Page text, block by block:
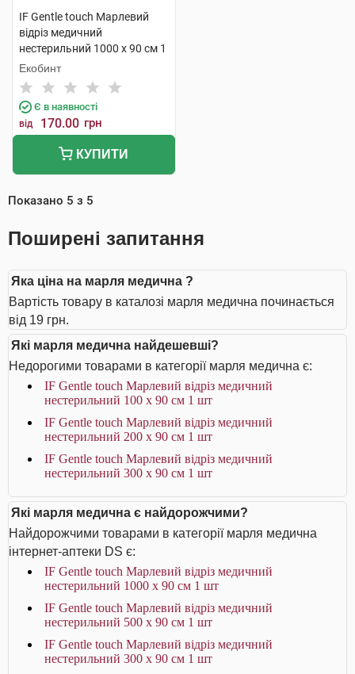
IF Gentle touch Марлевий
відріз медичний
нестерильний 1000 х 90 см 1
шт
Екобинт
Є в наявності
від 170.00 грн
КУПИТИ
Показано 5 з 5
Поширені запитання
Яка ціна на марля медична ?
Вартість товару в каталозі марля медична починається
від 19 грн.
Які марля медична найдешевші?
Недорогими товарами в категорії марля медична є:
IF Gentle touch Марлевий відріз медичний
нестерильний 100 х 90 см 1 шт
IF Gentle touch Марлевий відріз медичний
нестерильний 200 х 90 см 1 шт
IF Gentle touch Марлевий відріз медичний
нестерильний 300 х 90 см 1 шт
Які марля медична є найдорожчими?
Найдорожчими товарами в категорії марля медична
інтернет-аптеки DS є:
IF Gentle touch Марлевий відріз медичний
нестерильний 1000 х 90 см 1 шт
IF Gentle touch Марлевий відріз медичний
нестерильний 500 х 90 см 1 шт
IF Gentle touch Марлевий відріз медичний
нестерильний 300 х 90 см 1 шт